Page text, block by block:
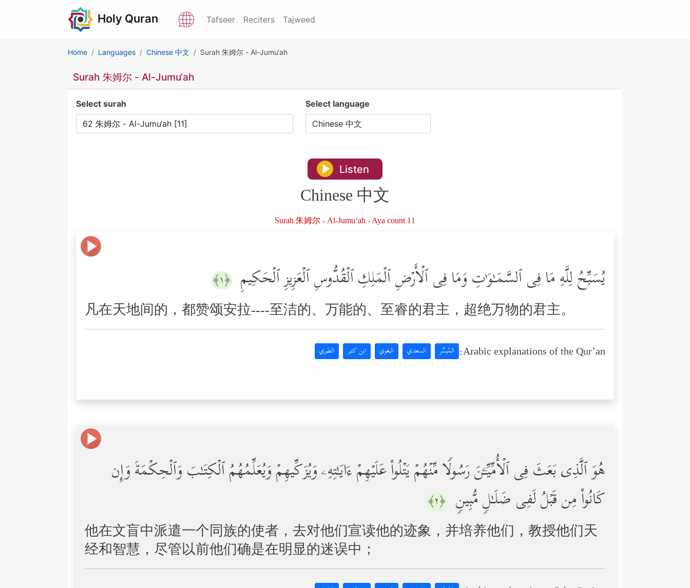
Holy Quran Tafseer Reciters Tajweed
Home Languages Chinese 中文 Surah 朱姆尔 - Al-Jumu‘ah
Surah 朱姆尔 - Al-Jumu‘ah
Select surah Select language
Listen
Chinese 中文
Surah 朱姆尔 - Al-Jumu‘ah - Aya count 11
یُسَبِّحُ لِلَّهِ مَا فِی ٱلسَّمَـٰوَ ٰ⁠تِ وَمَا فِی ٱلۡأَرۡضِ ٱلۡمَلِكِ ٱلۡقُدُّوسِ ٱلۡعَزِیزِ ٱلۡحَكِیمِ ﴿١﴾
凡在天地间的，都赞颂安拉----至洁的、万能的、至睿的君主，超绝万物的君主。
Arabic explanations of the Qur’an: المُيسَّر السعدي البغوي ابن كثير الطبري
هُوَ ٱلَّذِی بَعَثَ فِی ٱلۡأُمِّیِّـۧنَ رَسُولࣰا مِّنۡهُمۡ یَتۡلُواْ عَلَیۡهِمۡ ءَایَـٰتِهِۦ وَیُزَكِّیهِمۡ وَیُعَلِّمُهُمُ ٱلۡكِتَـٰبَ وَٱلۡحِكۡمَةَ وَإِن
كَانُواْ مِن قَبۡلُ لَفِی ضَلَـٰلࣲ مُّبِینࣲ ﴿٢﴾
他在文盲中派遣一个同族的使者，去对他们宣读他的迹象，并培养他们，教授他们天
经和智慧，尽管以前他们确是在明显的迷误中；